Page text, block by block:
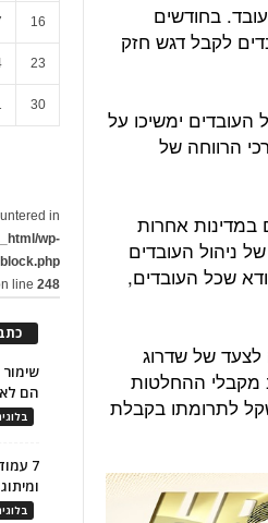
בחודשים
לקבל דגש חזק
העובדים ימשיכו על
הרווחה של
במדינות אחרות
ניהול העובדים
שכל העובדים,
2021, יש חשיבות רבה לצעד של שדרוג
מקבלי ההחלטות
לתרומתו בקבלת
16
23
30
in
wp-
line248
הם
7